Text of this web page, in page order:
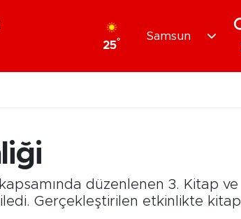
25°
Samsun
düzenlenen 3. Kitap ve
Gerçekleştirilen etkinlikte kitap